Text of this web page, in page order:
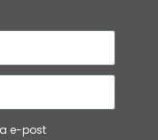
e-post